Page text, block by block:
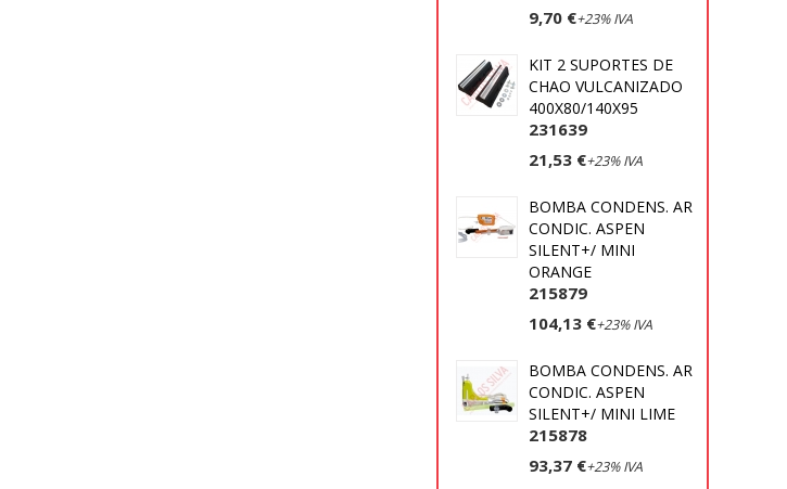
9,70 €+23% IVA
KIT 2 SUPORTES DE
CHAO VULCANIZADO
400X80/140X95
231639
21,53 €+23% IVA
BOMBA CONDENS. AR
CONDIC. ASPEN
SILENT+/ MINI
ORANGE
215879
104,13 €+23% IVA
BOMBA CONDENS. AR
CONDIC. ASPEN
SILENT+/ MINI LIME
215878
93,37 €+23% IVA